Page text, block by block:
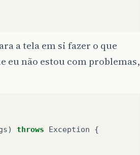
a tela em si fazer o que
eu não estou com problemas,
) throws Exception {